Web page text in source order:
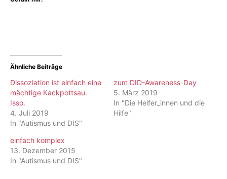
Ähnliche Beiträge
Dissoziation ist einfach eine
mächtige Kackpottsau.
Isso.
4. Juli 2019
In "Autismus und DIS"
zum DID-Awareness-Day
5. März 2019
In "Die Helfer_innen und die
Hilfe"
einfach komplex
13. Dezember 2015
In "Autismus und DIS"